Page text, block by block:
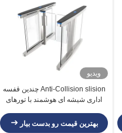
ویدیو
Anti-Collision slision چندین قفسه
اداری شیشه ای هوشمند با تورهای
بهترین قیمت رو بدست بیار